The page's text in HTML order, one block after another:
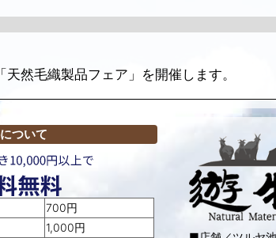
然毛織製品フェア」を開催します。
ついて
700円
1,000円